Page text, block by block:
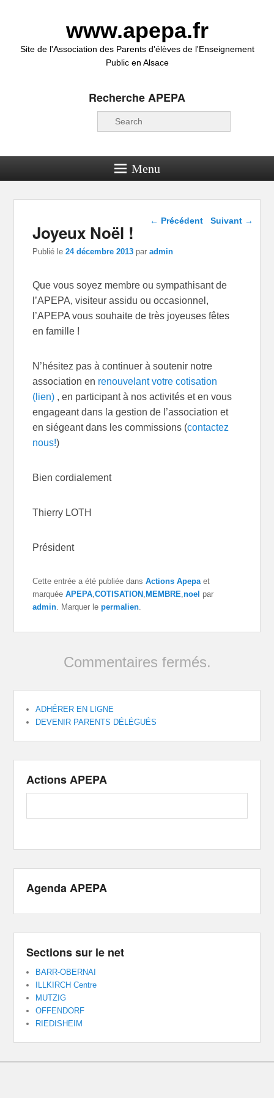
www.apepa.fr
Site de l'Association des Parents d'élèves de l'Enseignement
Public en Alsace
Recherche APEPA
Recherche
Menu
Navigation dans les
← Précédent Suivant →
Joyeux Noël !
Publié le24 décembre 2013 paradmin
Que vous soyez membre ou sympathisant de
l’APEPA, visiteur assidu ou occasionnel,
l’APEPA vous souhaite de très joyeuses fêtes
en famille !
N’hésitez pas à continuer à soutenir notre
association en renouvelant votre cotisation
(lien) , en participant à nos activités et en vous
engageant dans la gestion de l’association et
en siégeant dans les commissions (contactez
nous!)
Bien cordialement
Thierry LOTH
Président
Cette entrée a été publiée dansActions Apepa et
marquéeAPEPA ,COTISATION ,MEMBRE ,noel par
admin . Marquer lepermalien
Commentaires fermés.
ADHÉRER EN LIGNE
DEVENIR PARENTS DÉLÉGUÉS
Actions APEPA
Agenda APEPA
Sections sur le net
BARR-OBERNAI
ILLKIRCH Centre
MUTZIG
OFFENDORF
RIEDISHEIM